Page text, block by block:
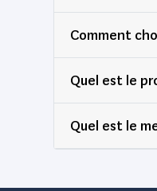
Konami
LEGO DUPLO
LEGO FRIENDS
Comment
Quel est le
Quel est le